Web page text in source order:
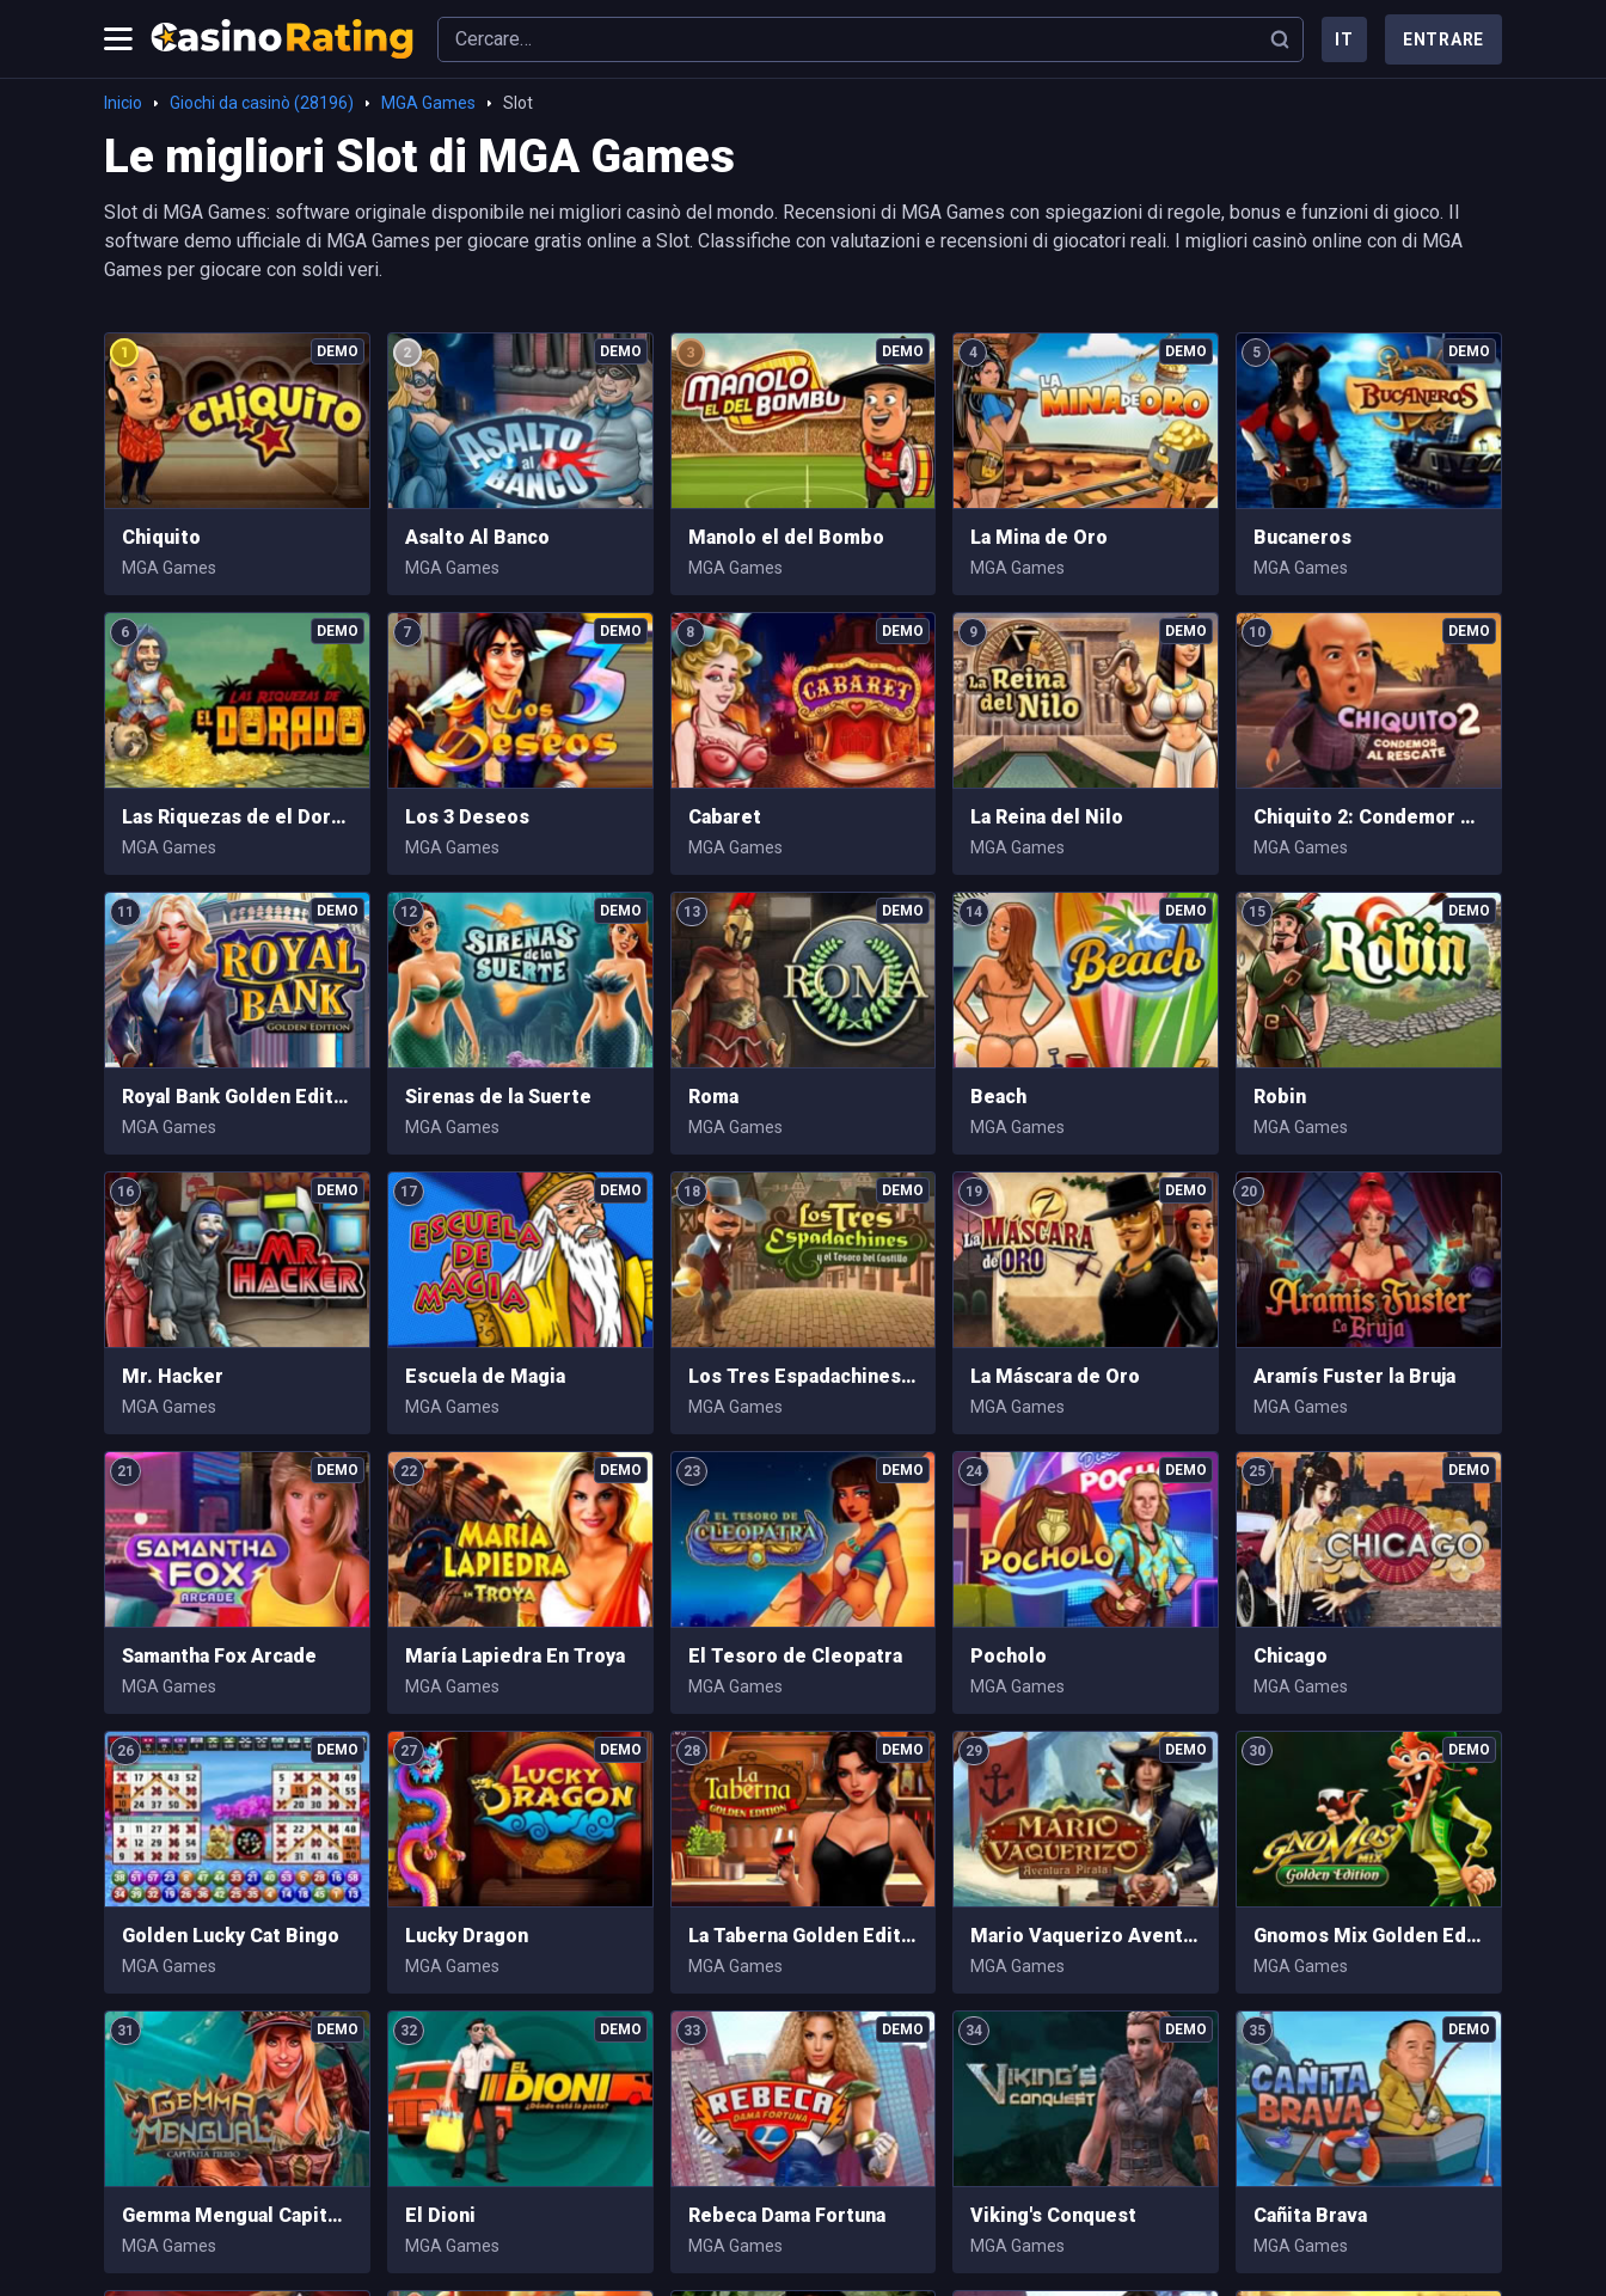
IT ENTRARE
Inicio Giochi da casinò (28196) MGA Games Slot
Le migliori Slot di MGA Games
Slot di MGA Games: software originale disponibile nei migliori casinò del mondo. Recensioni di MGA Games con spiegazioni di regole, bonus e funzioni di gioco. Il
software demo ufficiale di MGA Games per giocare gratis online a Slot. Classifiche con valutazioni e recensioni di giocatori reali. I migliori casinò online con di MGA
Games per giocare con soldi veri.
Chiquito
MGA Games
Asalto Al Banco
MGA Games
Manolo el del Bombo
MGA Games
4
La Mina de Oro
MGA Games
5
Bucaneros
MGA Games
6
Las Riquezas de el Dorado
MGA Games
7
Los 3 Deseos
MGA Games
8
Cabaret
MGA Games
9
La Reina del Nilo
MGA Games
10
Chiquito 2: Condemor Al Rescate
MGA Games
11
Royal Bank Golden Edition
MGA Games
12
Sirenas de la Suerte
MGA Games
13
Roma
MGA Games
14
Beach
MGA Games
15
Robin
MGA Games
16
Mr. Hacker
MGA Games
17
Escuela de Magia
MGA Games
18
Los Tres Espadachines y el Tesoro del Castillo
MGA Games
19
La Máscara de Oro
MGA Games
20
Aramís Fuster la Bruja
MGA Games
21
Samantha Fox Arcade
MGA Games
22
María Lapiedra En Troya
MGA Games
23
El Tesoro de Cleopatra
MGA Games
24
Pocholo
MGA Games
25
Chicago
MGA Games
26
Golden Lucky Cat Bingo
MGA Games
27
Lucky Dragon
MGA Games
28
La Taberna Golden Edition
MGA Games
29
Mario Vaquerizo Aventura Pirata
MGA Games
30
Gnomos Mix Golden Edition
MGA Games
31
Gemma Mengual Capitana Nemo
MGA Games
32
El Dioni
MGA Games
33
Rebeca Dama Fortuna
MGA Games
34
Viking's Conquest
MGA Games
35
Cañita Brava
MGA Games